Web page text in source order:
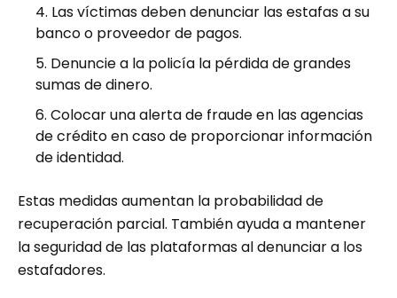
Las víctimas deben denunciar las estafas a su
banco o proveedor de pagos.
Denuncie a la policía la pérdida de grandes
sumas de dinero.
Colocar una alerta de fraude en las agencias
de crédito en caso de proporcionar información
de identidad.
Estas medidas aumentan la probabilidad de
recuperación parcial. También ayuda a mantener
la seguridad de las plataformas al denunciar a los
estafadores.